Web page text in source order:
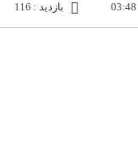
بازدید : 116